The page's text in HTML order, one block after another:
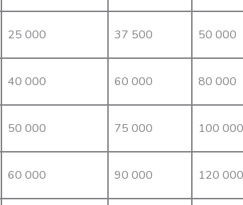
25 000 37 500 50 000
40 000 60 000 80 000
50 000 75 000 100 000
60 000 90 000 120 000